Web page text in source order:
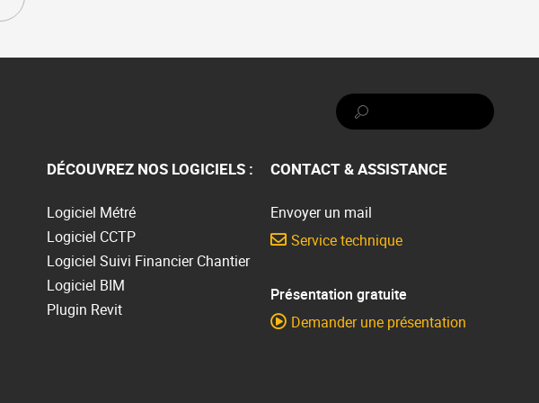
Rechercher :
DÉCOUVREZ NOS LOGICIELS :
Logiciel Métré
Logiciel CCTP
Logiciel Suivi Financier Chantier
Logiciel BIM
Plugin Revit
CONTACT & ASSISTANCE
Envoyer un mail
Service technique
Présentation gratuite
Demander une présentation